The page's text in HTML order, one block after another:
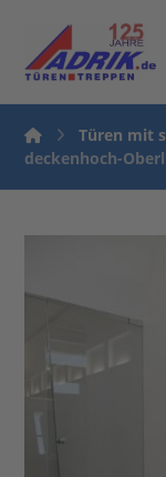
Türen mit
deckenhoch-